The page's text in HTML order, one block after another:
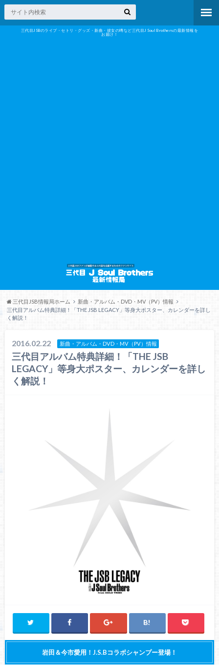
三代目JSBのライブ・セトリ・グッズ・新曲・彼女の噂など三代目J Soul Brothersの最新情報を
お届け！
三代目JSB情報局ホーム
新曲・アルバム・DVD・MV（PV）情報
三代目アルバム特典詳細！「THE JSB LEGACY」等身大ポスター、カレンダーを詳し
く解説！
2016.02.22 新曲・アルバム・DVD・MV（PV）情報
三代目アルバム特典詳細！「THE JSB
LEGACY」等身大ポスター、カレンダーを詳し
く解説！
岩田＆今市愛用！J.S.Bコラボシャンプー登場！